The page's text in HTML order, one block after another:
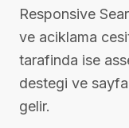
Responsive
ve aciklama
tarafinda ise
destegi ve
gelir.